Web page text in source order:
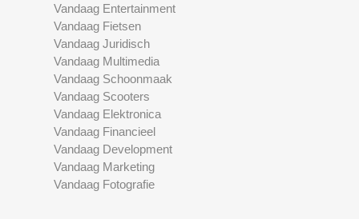
Vandaag Entertainment
Vandaag Fietsen
Vandaag Juridisch
Vandaag Multimedia
Vandaag Schoonmaak
Vandaag Scooters
Vandaag Elektronica
Vandaag Financieel
Vandaag Development
Vandaag Marketing
Vandaag Fotografie